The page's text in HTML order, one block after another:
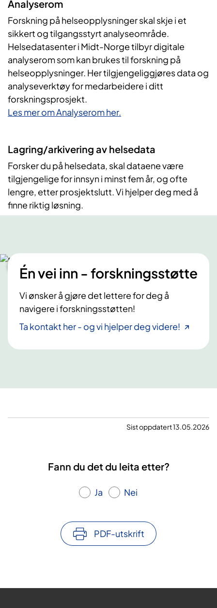
Analyserom
Forskning på helseopplysninger skal skje i et
sikkert og tilgangsstyrt analyseområde.
Helsedatasenter i Midt-Norge tilbyr digitale
analyserom som kan brukes til forskning på
helseopplysninger. Her tilgjengeliggjøres data og
analyseverktøy for medarbeidere i ditt
forskningsprosjekt.
Les mer om Analyserom her.
Lagring/arkivering av helsedata
Forsker du på helsedata, skal dataene være
tilgjengelige for innsyn i minst fem år, og ofte
lengre, etter prosjektslutt. Vi hjelper deg med å
finne riktig løsning.
Én vei inn - forskningsstøtte
Vi ønsker å gjøre det lettere for deg å
navigere i forskningsstøtten!
Ta kontakt her - og vi hjelper deg videre!
Sist oppdatert 13.05.2026
Fann du det du leita etter?
Ja Nei
PDF-utskrift